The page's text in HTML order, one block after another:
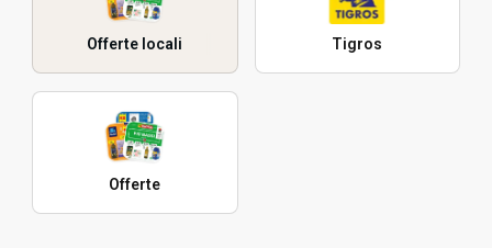
Offerte locali Tigros
Offerte